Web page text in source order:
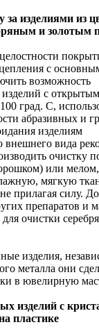
за изделиями из
и золотым
с
возможность
изделий с
град. С,
абразивных и
изделиям
внешнего вида
очистку
или мелом,
мягкую
прилагая силу.
препаратов и
очистки
изделия,
металла они
в ювелирную
изделий с
пластике